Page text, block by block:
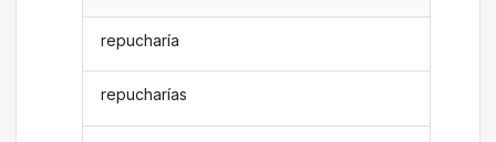
repucharía
repucharías